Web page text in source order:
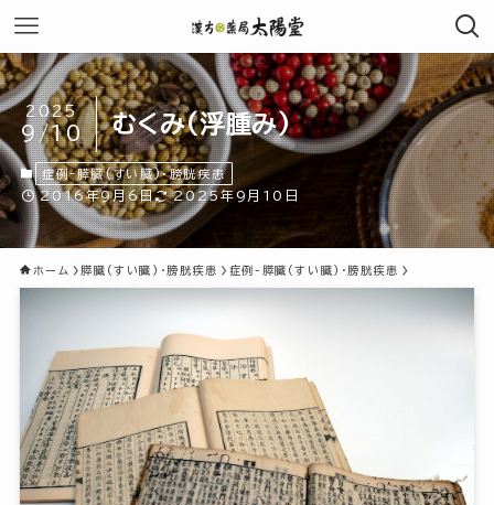
むくみ(浮腫み)
2025
9/10
症例-膵臓(すい臓)・膀胱疾患
2016年9月6日 2025年9月10日
ホーム 膵臓(すい臓)・膀胱疾患 症例-膵臓(すい臓)・膀胱疾患